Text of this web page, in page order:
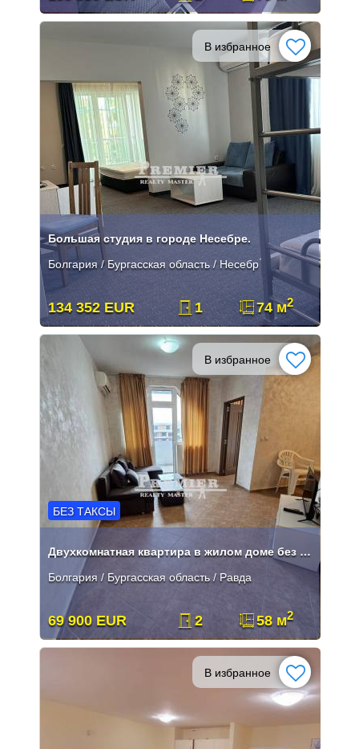
В избранное
Большая студия в городе Несебре.
Болгария / Бургасская область / Несебр
134 352 EUR 1 74 м2
В избранное
БЕЗ ТАКСЫ
Двухкомнатная квартира в жилом доме без платы за обслуживание в Равде.
Болгария / Бургасская область / Равда
69 900 EUR 2 58 м2
В избранное